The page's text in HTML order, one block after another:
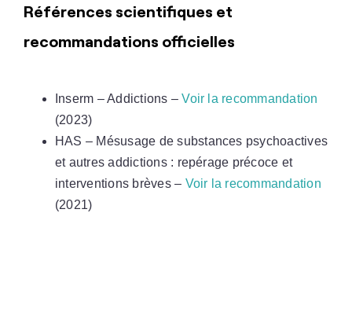
Références scientifiques et
recommandations officielles
Inserm – Addictions –Voir la recommandation
(2023)
HAS – Mésusage de substances psychoactives
et autres addictions : repérage précoce et
interventions brèves – Voir la recommandation
(2021)